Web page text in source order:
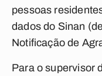
pessoas
dados do Sinan
Notificação de
Para o supervisor